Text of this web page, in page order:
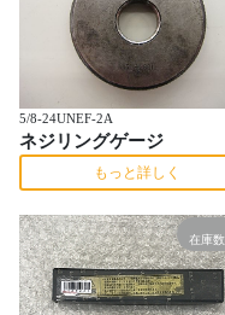
5/8-24UNEF-2A
ネジリングゲージ
もっと詳しく
在庫数